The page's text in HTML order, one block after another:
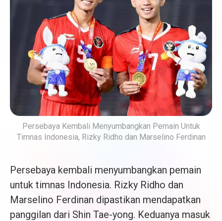
Persebaya Kembali Menyumbangkan Pemain Untuk
Timnas Indonesia, Rizky Ridho dan Marselino Ferdinan
Persebaya kembali menyumbangkan pemain
untuk timnas Indonesia. Rizky Ridho dan
Marselino Ferdinan dipastikan mendapatkan
panggilan dari Shin Tae-yong. Keduanya masuk